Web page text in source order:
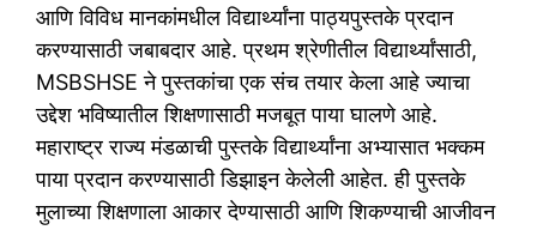
आणि विविध मानकांमधील विद्यार्थ्यांना पाठ्यपुस्तके प्रदान
करण्यासाठी जबाबदार आहे. प्रथम श्रेणीतील विद्यार्थ्यांसाठी,
MSBSHSE ने पुस्तकांचा एक संच तयार केला आहे ज्याचा
उद्देश भविष्यातील शिक्षणासाठी मजबूत पाया घालणे आहे.
महाराष्ट्र राज्य मंडळाची पुस्तके विद्यार्थ्यांना अभ्यासात भक्कम
पाया प्रदान करण्यासाठी डिझाइन केलेली आहेत. ही पुस्तके
मुलाच्या शिक्षणाला आकार देण्यासाठी आणि शिकण्याची आजीवन